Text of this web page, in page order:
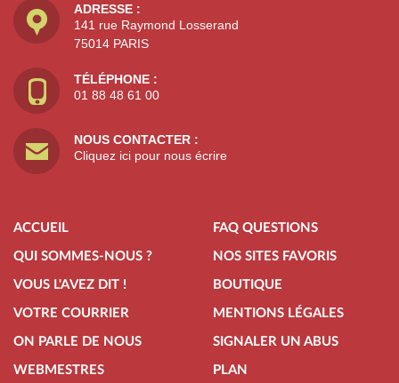
ADRESSE :
141 rue Raymond Losserand
75014 PARIS
TÉLÉPHONE :
01 88 48 61 00
NOUS CONTACTER :
Cliquez ici pour nous écrire
ACCUEIL
QUI SOMMES-NOUS ?
VOUS L'AVEZ DIT !
VOTRE COURRIER
ON PARLE DE NOUS
WEBMESTRES
FAQ QUESTIONS
NOS SITES FAVORIS
BOUTIQUE
MENTIONS LÉGALES
SIGNALER UN ABUS
PLAN